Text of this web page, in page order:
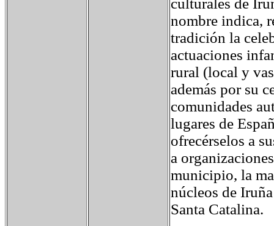
culturales de
nombre indica,
tradición la
actuaciones
rural (local y
además por su
comunidades
lugares de
ofrecérselos a
a
municipio, la
núcleos de
Santa Catalina.